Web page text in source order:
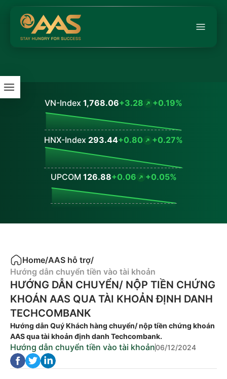
VN-Index 1,768.06+3.28 +0.19%
HNX-Index 293.44+0.80 +0.27%
UPCOM 126.88+0.06 +0.05%
Home/AAS hỗ trợ/
Hướng dẫn chuyển tiền vào tài khoản
HƯỚNG DẪN CHUYỂN/ NỘP TIỀN CHỨNG
KHOÁN AAS QUA TÀI KHOẢN ĐỊNH DANH
TECHCOMBANK
Hướng dẫn Quý Khách hàng chuyển/ nộp tiền chứng khoán
AAS qua tài khoản định danh Techcombank.
Hướng dẫn chuyển tiền vào tài khoản06/12/2024